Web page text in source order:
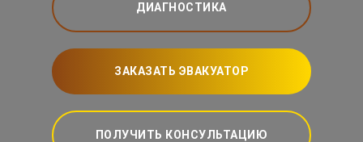
ДИАГНОСТИКА
ЗАКАЗАТЬ ЭВАКУАТОР
ПОЛУЧИТЬ КОНСУЛЬТАЦИЮ